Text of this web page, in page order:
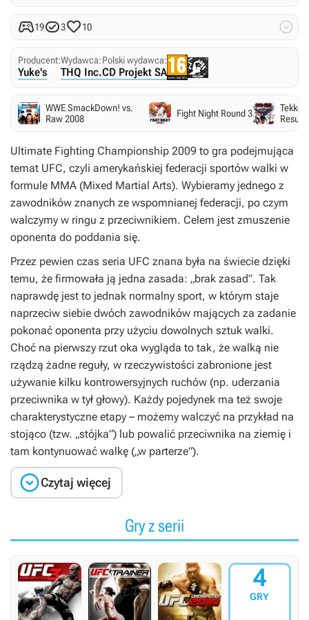
19310 
Producent:
Yuke's
Wydawca:
THQ Inc.
Polski wydawca:
CD Projekt SA
WWE SmackDown! vs.
Raw 2008
Fight Night Round 3
Ultimate Fighting Championship 2009 to gra podejmująca
temat UFC, czyli amerykańskiej federacji sportów walki w
formule MMA (Mixed Martial Arts). Wybieramy jednego z
zawodników znanych ze wspomnianej federacji, po czym
walczymy w ringu z przeciwnikiem. Celem jest zmuszenie
oponenta do poddania się.
Przez pewien czas seria UFC znana była na świecie dzięki
temu, że firmowała ją jedna zasada: „brak zasad”. Tak
naprawdę jest to jednak normalny sport, w którym staje
naprzeciw siebie dwóch zawodników mających za zadanie
pokonać oponenta przy użyciu dowolnych sztuk walki.
Choć na pierwszy rzut oka wygląda to tak, że walką nie
rządzą żadne reguły, w rzeczywistości zabronione jest
używanie kilku kontrowersyjnych ruchów (np. uderzania
przeciwnika w tył głowy). Każdy pojedynek ma też swoje
charakterystyczne etapy – możemy walczyć na przykład na
stojąco (tzw. „stójka”) lub powalić przeciwnika na ziemię i
tam kontynuować walkę („w parterze”).
Czytaj więcej
Gry z serii
4
GRY